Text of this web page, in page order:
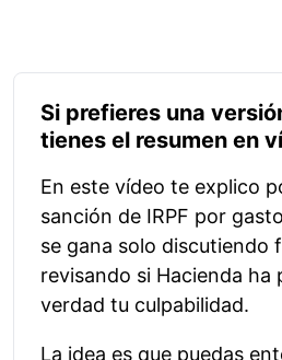
Si prefieres una
tienes el resumen en
En este vídeo te explico
sanción de IRPF por
se gana solo discutiendo
revisando si Hacienda ha
verdad tu culpabilidad.
La idea es que puedas